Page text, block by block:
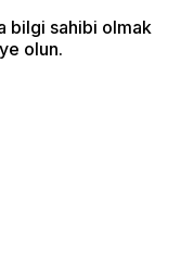
bilgi sahibi olmak
olun.